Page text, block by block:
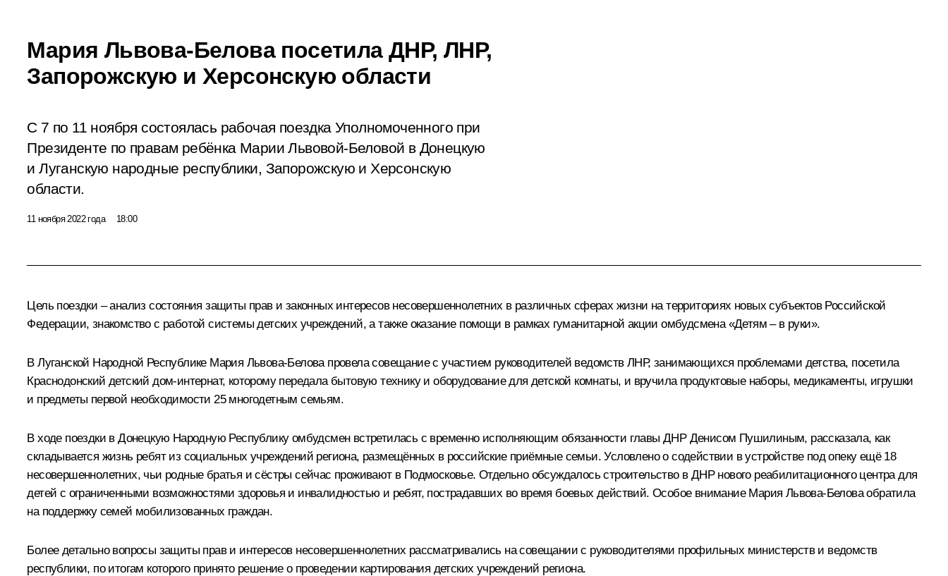
Мария Львова-Белова посетила ДНР, ЛНР,
Запорожскую и Херсонскую области
С 7 по 11 ноября состоялась рабочая поездка Уполномоченного при
Президенте по правам ребёнка Марии Львовой-Беловой в Донецкую
и Луганскую народные республики, Запорожскую и Херсонскую
области.
11 ноября 2022 года 18:00
Цель поездки – анализ состояния защиты прав и законных интересов несовершеннолетних в различных сферах жизни на территориях новых субъектов Российской
Федерации, знакомство с работой системы детских учреждений, а также оказание помощи в рамках гуманитарной акции омбудсмена «Детям – в руки».
В Луганской Народной Республике Мария Львова-Беловапровела совещание с участием руководителей ведомств ЛНР, занимающихся проблемами детства, посетила
Краснодонский детский дом-интернат, которому передала бытовую технику и оборудование для детской комнаты, и вручила продуктовые наборы, медикаменты, игрушки
и предметы первой необходимости 25 многодетным семьям.
В ходе поездки в Донецкую Народную Республику омбудсмен встретилась с временно исполняющим обязанности главы ДНР Денисом Пушилиным, рассказала, как
складывается жизнь ребят из социальных учреждений региона, размещённых в российские приёмные семьи. Условлено о содействии в устройстве под опеку ещё 18
несовершеннолетних, чьи родные братья и сёстры сейчас проживают в Подмосковье. Отдельно обсуждалось строительство в ДНР нового реабилитационного центра для
детей с ограниченными возможностями здоровья и инвалидностью и ребят, пострадавших во время боевых действий. Особое внимание Мария Львова-Белова обратила
на поддержку семей мобилизованных граждан.
Более детально вопросы защиты прав и интересов несовершеннолетних рассматривались на совещании с руководителями профильных министерств и ведомств
республики, по итогам которого принято решение о проведении картирования детских учреждений региона.